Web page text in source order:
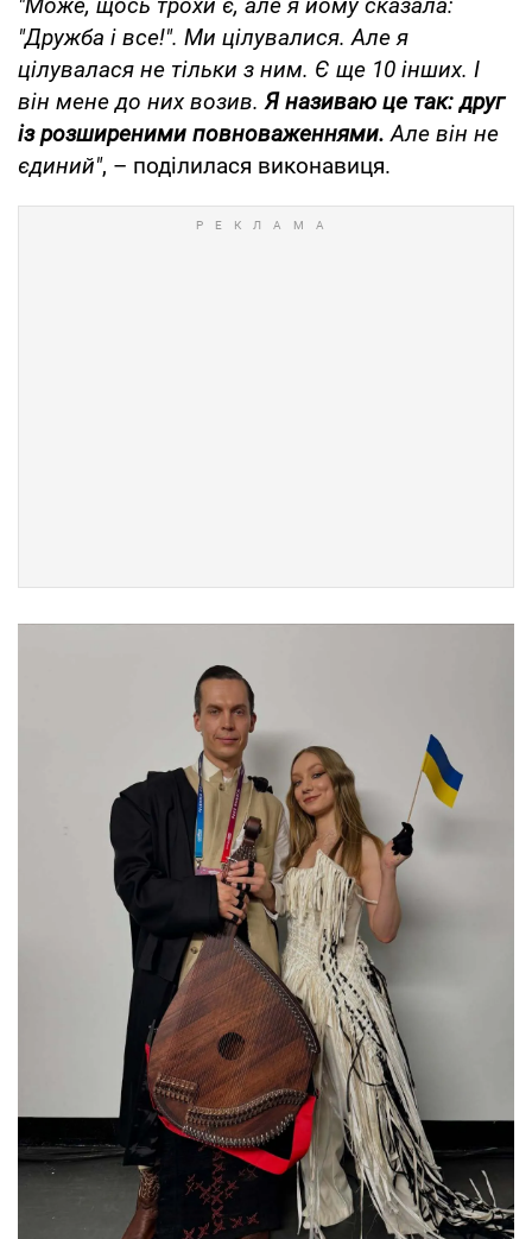
"Може, щось трохи є, але я йому сказала:
"Дружба і все!". Ми цілувалися. Але я
цілувалася не тільки з ним. Є ще 10 інших. І
він мене до них возив.Я називаю це так: друг
із розширеними повноваженнями.Але він не
єдиний", – поділилася виконавиця.